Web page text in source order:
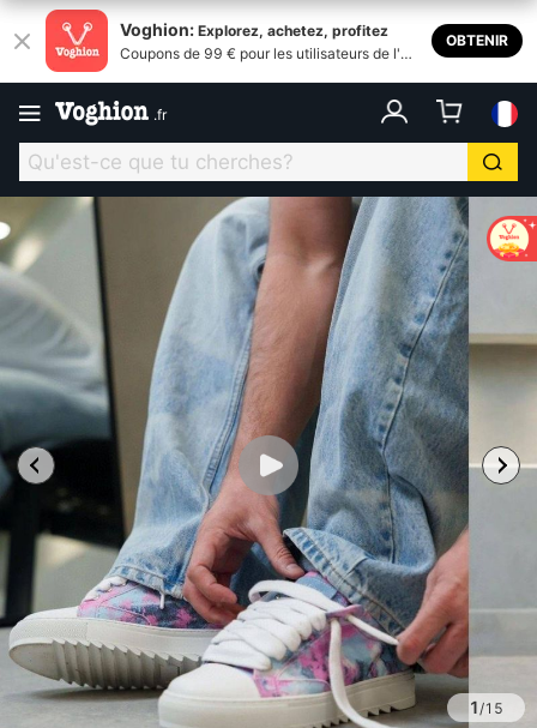
Voghion: Explorez, achetez, profitez
Coupons de 99 € pour les utilisateurs de l'ap
OBTENIR
.fr
1/15